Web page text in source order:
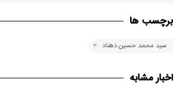
برچسب ها
سید محمد حسین دهناد
اخبار مشابه